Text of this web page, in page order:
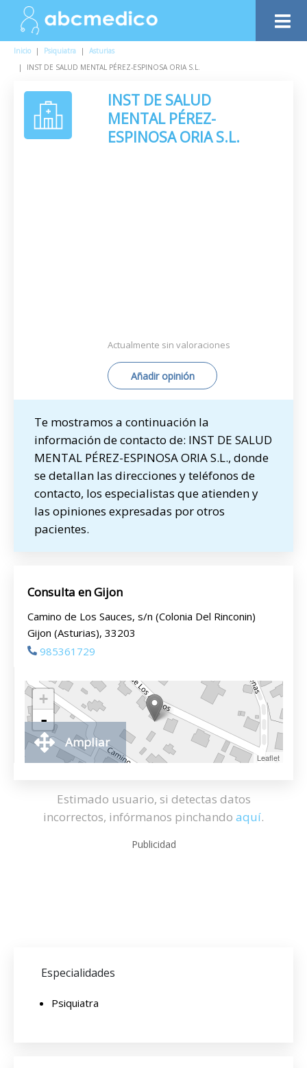
Inicio | Psiquiatra |
Asturias
|
INST DE SALUD MENTAL PÉREZ-ESPINOSA ORIA S.L.
INST DE SALUD
MENTAL PÉREZ-
ESPINOSA ORIA S.L.
Actualmente sin valoraciones
Añadir opinión
Te mostramos a continuación la
información de contacto de: INST DE SALUD
MENTAL PÉREZ-ESPINOSA ORIA S.L., donde
se detallan las direcciones y teléfonos de
contacto, los especialistas que atienden y
las opiniones expresadas por otros
pacientes.
Consulta en Gijon
Camino de Los Sauces, s/n (Colonia Del Rinconin)
Gijon (Asturias), 33203
985361729
+
-
Leaflet
Ampliar
Estimado usuario, si detectas datos
incorrectos, infórmanos pinchando aquí.
Publicidad
Especialidades
Psiquiatra